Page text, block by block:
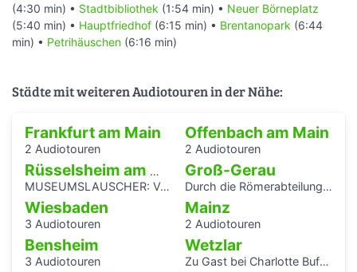
(4:30 min) • Stadtbibliothek (1:54 min) • Neuer Börneplatz
(5:40 min) • Hauptfriedhof (6:15 min) • Brentanopark (6:44
min) • Petrihäuschen (6:16 min)
Städte mit weiteren Audiotouren in der Nähe:
Frankfurt am Main
2 Audiotouren
Offenbach am Main
2 Audiotouren
Rüsselsheim am Main
MUSEUMSLAUSCHER: Vom Amboss zum Fließband. Führung für Kinder und Jugendliche
Groß-Gerau
Durch die Römerabteilung im Stadtmuseum Groß-Gerau - ein Audioguide von Kindern für Kinder
Wiesbaden
3 Audiotouren
Mainz
2 Audiotouren
Bensheim
3 Audiotouren
Wetzlar
Zu Gast bei Charlotte Buff und ihrer Familie - Audioguide von Kindern für Kinder durch das Lottehaus